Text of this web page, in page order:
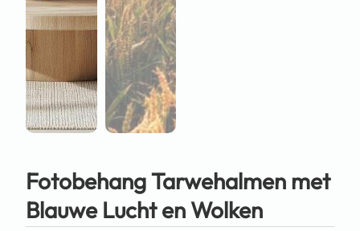
Fotobehang Tarwehalmen met
Blauwe Lucht en Wolken